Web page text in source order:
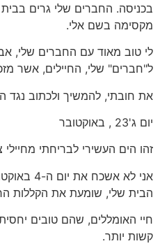
בכניסה. החברים שלי גרים
מקסימה בשם אלי.
לי טוב מאוד עם החברים שלי,
ל"חברים" שלי, החיילים, אשר
את חובתי, להמשיך ולכתוב נגד
יום ג'23 , באוקטובר
זהו הים העשירי לבריחתי
אני לא
הבית שלי, שומעת את הקללות
חיי האומללים, שהם טובים
קשות יותר.